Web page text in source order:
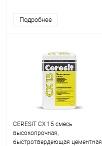
Подробнее
CERESIT CX 15 смесь
высокопрочная,
быстротвердеющая цементная